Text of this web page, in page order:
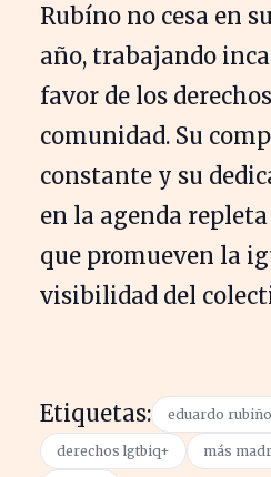
Rubíno no cesa en
año, trabajando
favor de los
comunidad. Su
constante y su
en la agenda
que promueven la
visibilidad del
Etiquetas: eduardo rubiño
derechos lgtbiq+ más